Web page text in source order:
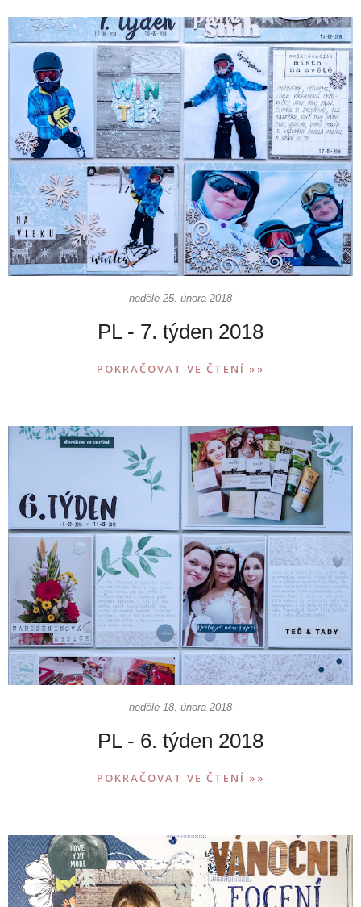
neděle 25. února 2018
PL - 7. týden 2018
POKRAČOVAT VE ČTENÍ »»
neděle 18. února 2018
PL - 6. týden 2018
POKRAČOVAT VE ČTENÍ »»